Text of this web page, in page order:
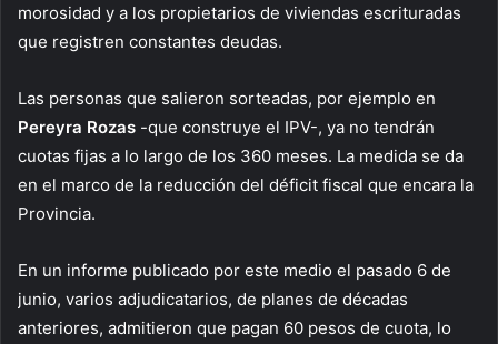
morosidad y a los propietarios de viviendas escrituradas
que registren constantes deudas.
Las personas que salieron sorteadas, por ejemplo en
Pereyra Rozas -que construye el IPV-, ya no tendrán
cuotas fijas a lo largo de los 360 meses. La medida se da
en el marco de la reducción del déficit fiscal que encara la
Provincia.
En un informe publicado por este medio el pasado 6 de
junio, varios adjudicatarios, de planes de décadas
anteriores, admitieron que pagan 60 pesos de cuota, lo